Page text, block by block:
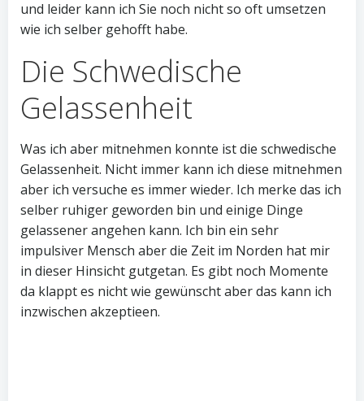
und leider kann ich Sie noch nicht so oft umsetzen
wie ich selber gehofft habe.
Die Schwedische
Gelassenheit
Was ich aber mitnehmen konnte ist die schwedische
Gelassenheit. Nicht immer kann ich diese mitnehmen
aber ich versuche es immer wieder. Ich merke das ich
selber ruhiger geworden bin und einige Dinge
gelassener angehen kann. Ich bin ein sehr
impulsiver Mensch aber die Zeit im Norden hat mir
in dieser Hinsicht gutgetan. Es gibt noch Momente
da klappt es nicht wie gewünscht aber das kann ich
inzwischen akzeptieen.